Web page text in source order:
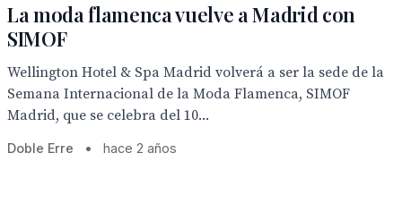
La moda flamenca vuelve a Madrid con
SIMOF
Wellington Hotel & Spa Madrid volverá a ser la sede de la
Semana Internacional de la Moda Flamenca, SIMOF
Madrid, que se celebra del 10...
Doble Erre • hace 2 años